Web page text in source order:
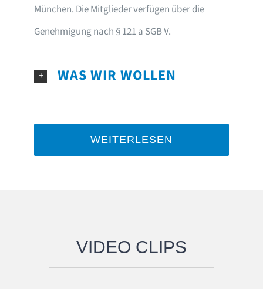
München. Die Mitglieder verfügen über die
Genehmigung nach § 121 a SGB V.
WAS WIR WOLLEN
WEITERLESEN
VIDEO CLIPS